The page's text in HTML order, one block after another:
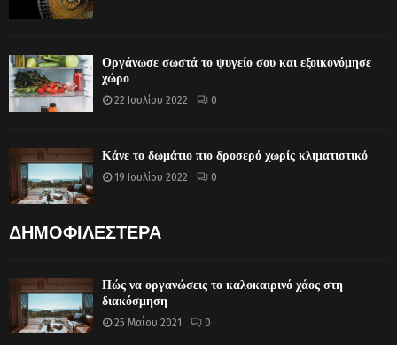
Οργάνωσε σωστά το ψυγείο σου και εξοικονόμησε
χώρο
22 Ιουλίου 2022 0
Κάνε το δωμάτιο πιο δροσερό χωρίς κλιματιστικό
19 Ιουλίου 2022 0
ΔΗΜΟΦΙΛΕΣΤΕΡΑ
Πώς να οργανώσεις το καλοκαιρινό χάος στη
διακόσμηση
25 Μαΐου 2021 0